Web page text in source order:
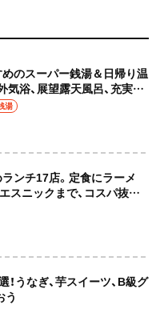
のスーパー銭湯＆日帰り温
気浴、展望露天風呂、充実の
湯
ンチ17店。定食にラーメ
エスニックまで、コスパ抜群
も網羅してご紹介！
うなぎ、芋スイーツ、B級グ
う